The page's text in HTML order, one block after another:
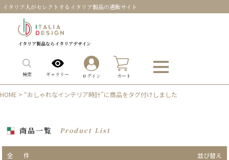
イタリア人がセレクトするイタリア製品の通販サイト
イタリア製品ならイタリアデザイン
検索 ギャラリー ログイン カート
HOME > “おしゃれなインテリア時計”に商品をタグ付けしました
商品一覧 Product List
全 件 並び替え